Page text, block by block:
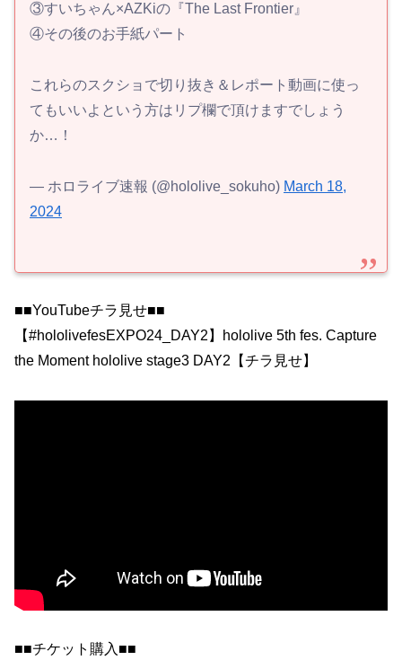
③すいちゃん×AZKiの『The Last Frontier』
④その後のお手紙パート
これらのスクショで切り抜き＆レポート動画に使っ
てもいいよという方はリプ欄で頂けますでしょう
か…！
— ホロライブ速報 (@hololive_sokuho) March 18,
2024
■■YouTubeチラ見せ■■
【#hololivefesEXPO24_DAY2】hololive 5th fes. Capture
the Moment hololive stage3 DAY2【チラ見せ】
■■チケット購入■■